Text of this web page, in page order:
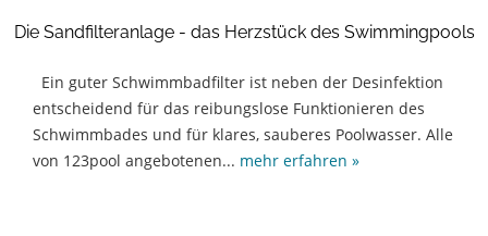
Die Sandfilteranlage - das Herzstück des Swimmingpools
Ein guter Schwimmbadfilter ist neben der Desinfektion
entscheidend für das reibungslose Funktionieren des
Schwimmbades und für klares, sauberes Poolwasser. Alle
von 123pool angebotenen... mehr erfahren »